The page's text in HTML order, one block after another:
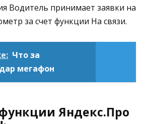
Водитель принимает заявки на
за счет функции На связи.
Что за
мегафон
Яндекс.Про